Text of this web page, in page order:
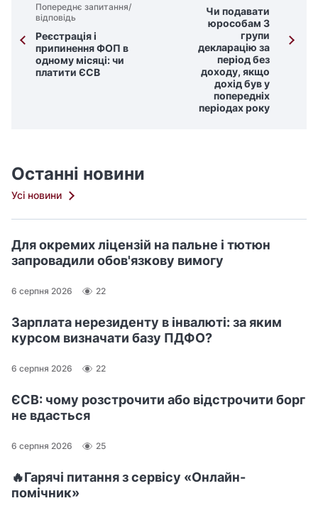
Попереднє запитання/
відповідь
Реєстрація і
припинення ФОП в
одному місяці: чи
платити ЄСВ
Чи подавати
юрособам 3
групи
декларацію за
період без
доходу, якщо
дохід був у
попередніх
періодах року
Останні новини
Усі новини
Для окремих ліцензій на пальне і тютюн
запровадили обов'язкову вимогу
6 серпня 2026 22
Зарплата нерезиденту в інвалюті: за яким
курсом визначати базу ПДФО?
6 серпня 2026 22
ЄСВ: чому розстрочити або відстрочити борг
не вдасться
6 серпня 2026 25
🔥Гарячі питання з сервісу «Онлайн-
помічник»